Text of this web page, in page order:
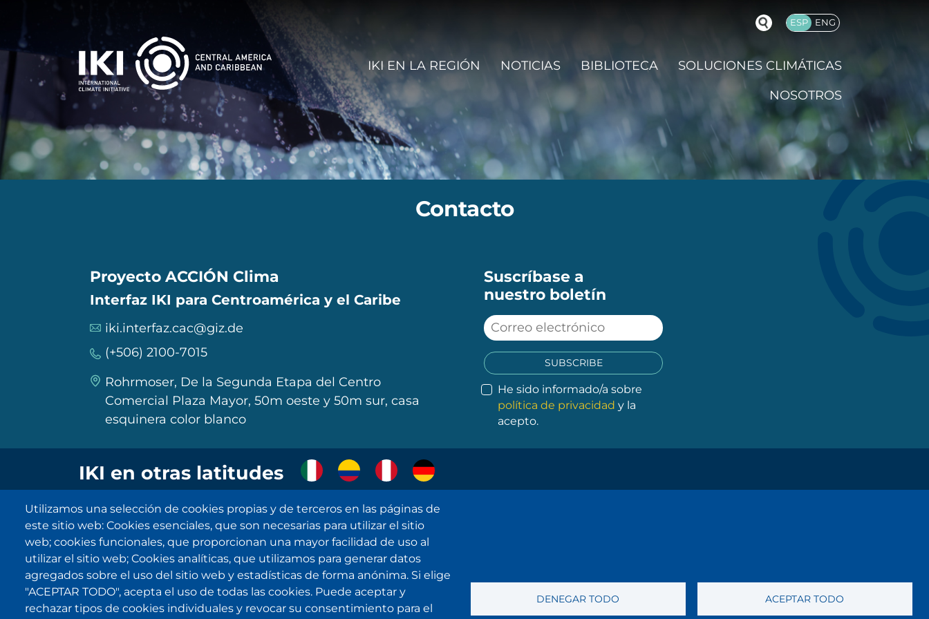
ESP ENG
Main navigation
IKI EN LA REGIÓN NOTICIAS BIBLIOTECA
SOLUCIONES CLIMÁTICAS
NOSOTROS
Contacto
Proyecto ACCIÓN Clima
Interfaz IKI para Centroamérica y el Caribe
iki.interfaz.cac@giz.de
(+506) 2100-7015
Rohrmoser, De la Segunda Etapa del Centro
Comercial Plaza Mayor, 50m oeste y 50m sur, casa
esquinera color blanco
Suscríbase a
nuestro boletín
SUBSCRIBE
He sido informado/a sobre
política de privacidad y la
acepto.
IKI en otras latitudes
Utilizamos una selección de cookies propias y de terceros en las páginas de
este sitio web: Cookies esenciales, que son necesarias para utilizar el sitio
web; cookies funcionales, que proporcionan una mayor facilidad de uso al
utilizar el sitio web; Cookies analíticas, que utilizamos para generar datos
agregados sobre el uso del sitio web y estadísticas de forma anónima. Si elige
"ACEPTAR TODO", acepta el uso de todas las cookies. Puede aceptar y
rechazar tipos de cookies individuales y revocar su consentimiento para el
DENEGAR TODO ACEPTAR TODO